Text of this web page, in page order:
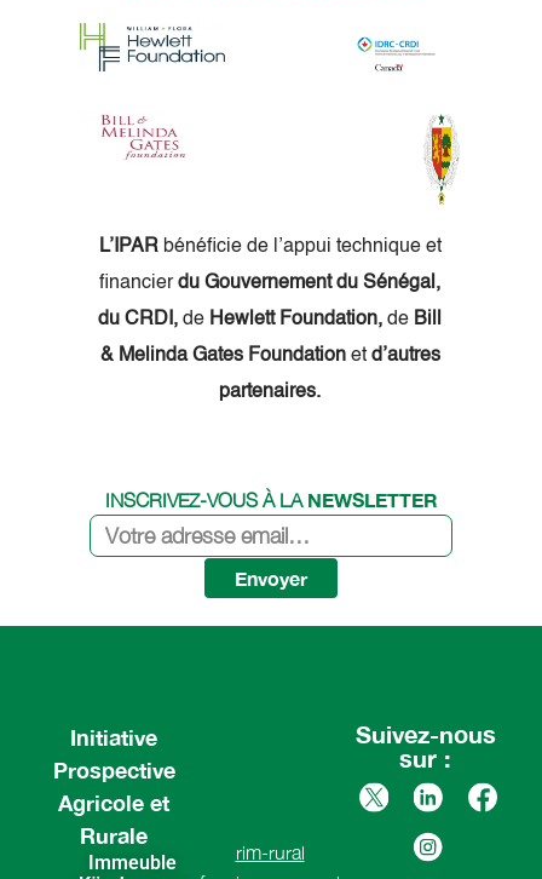
L’IPARbénéficie de l’appui technique et
financierdu Gouvernement du Sénégal,
du CRDI, de Hewlett Foundation, de Bill
& Melinda Gates Foundation et d’autres
partenaires.
INSCRIVEZ-VOUS À LA NEWSLETTER
Envoyer
Initiative
Prospective
Agricole et
Rurale
Immeuble
rim-rural
Suivez-nous
sur :